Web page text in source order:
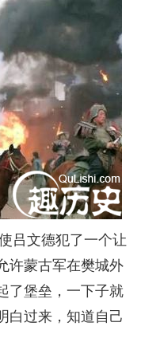
文德犯了一个让
许蒙古军在樊城外
了堡垒，一下子就
白过来，知道自己